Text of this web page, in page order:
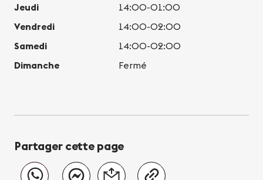
Jeudi
14:00-01:00
Vendredi
14:00-02:00
Samedi
14:00-02:00
Dimanche
Fermé
Partager cette page